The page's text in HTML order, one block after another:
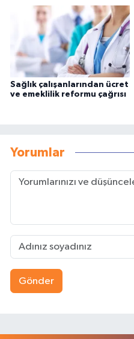
Sağlık çalışanlarından ücret
ve emeklilik reformu çağrısı
Yorumlar
Gönder